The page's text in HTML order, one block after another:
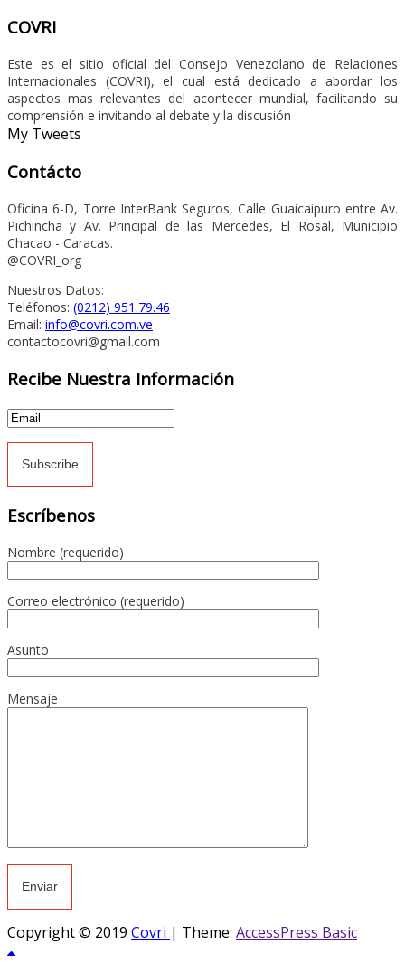
COVRI
Este es el sitio oficial del Consejo Venezolano de Relaciones
Internacionales (COVRI), el cual está dedicado a abordar los
aspectos mas relevantes del acontecer mundial, facilitando su
comprensión e invitando al debate y la discusión
My Tweets
Contácto
Oficina 6-D, Torre InterBank Seguros, Calle Guaicaipuro entre Av.
Pichincha y Av. Principal de las Mercedes, El Rosal, Municipio
Chacao - Caracas.
@COVRI_org
Nuestros Datos:
Teléfonos: (0212) 951.79.46
Email: info@covri.com.ve
contactocovri@gmail.com
Recibe Nuestra Información
Escríbenos
Nombre (requerido)
Correo electrónico (requerido)
Asunto
Mensaje
Copyright © 2019 Covri | Theme: AccessPress Basic